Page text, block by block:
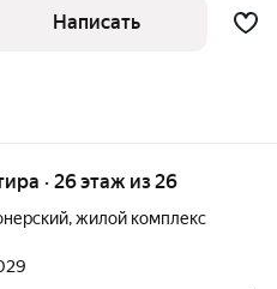
Написать
· 26 этаж из 26
,жилой комплекс